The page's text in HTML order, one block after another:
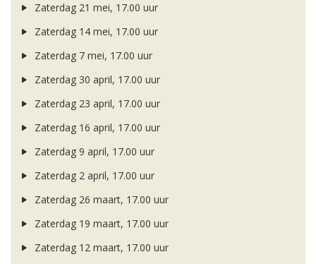
Zaterdag 21 mei, 17.00 uur
Zaterdag 14 mei, 17.00 uur
Zaterdag 7 mei, 17.00 uur
Zaterdag 30 april, 17.00 uur
Zaterdag 23 april, 17.00 uur
Zaterdag 16 april, 17.00 uur
Zaterdag 9 april, 17.00 uur
Zaterdag 2 april, 17.00 uur
Zaterdag 26 maart, 17.00 uur
Zaterdag 19 maart, 17.00 uur
Zaterdag 12 maart, 17.00 uur